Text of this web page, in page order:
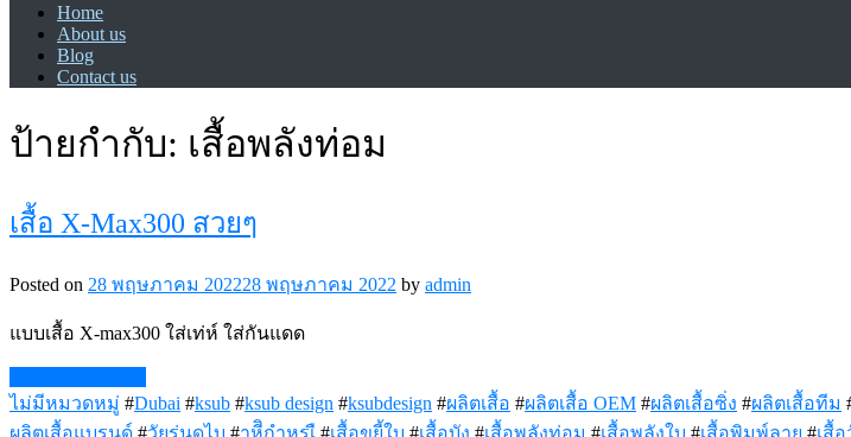
Home
About us
Blog
Contact us
ป้ายกำกับ: เสื้อพลังท่อม
เสื้อ X-Max300 สวยๆ
Posted on 28 พฤษภาคม 202228 พฤษภาคม 2022 by admin
แบบเสื้อ X-max300 ใส่เท่ห์ ใส่กันแดด
ไม่มีหมวดหมู่ #Dubai #ksub #ksub design #ksubdesign #ผลิตเสื้อ #ผลิตเสื้อ OEM #ผลิตเสื้อซิ่ง #ผลิตเสื้อทีม
ผลิตเสื้อแบรนด์ #วัยรุ่นดูไบ #าหีิกำหรเื #เสื้อขยี้ใบ #เสื้อบัง #เสื้อพลังท่อม #เสื้อพลังใบ #เสื้อพิมพ์ลาย #เสื้